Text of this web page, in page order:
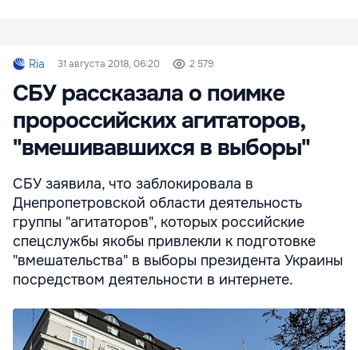
Ria 31 августа 2018, 06:20 2 579
СБУ рассказала о поимке
пророссийских агитаторов,
"вмешивавшихся в выборы"
СБУ заявила, что заблокировала в
Днепропетровской области деятельность
группы "агитаторов", которых российские
спецслужбы якобы привлекли к подготовке
"вмешательства" в выборы президента Украины
посредством деятельности в интернете.